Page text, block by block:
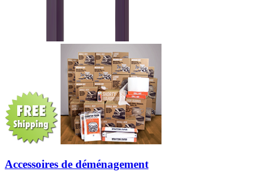
Accessoires de déménagement